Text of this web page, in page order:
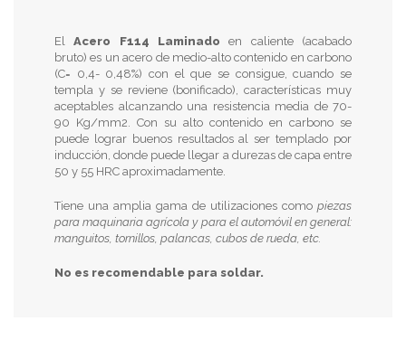
ElAcero F114 Laminadoen caliente (acabado
bruto) es un acero de medio-alto contenido en carbono
(C= 0,4- 0,48%) con el que se consigue, cuando se
templa y se reviene (bonificado), características muy
aceptables alcanzando una resistencia media de 70-
90 Kg/mm2. Con su alto contenido en carbono se
puede lograr buenos resultados al ser templado por
inducción, donde puede llegar a durezas de capa entre
50 y 55 HRC aproximadamente.
Tiene una amplia gama de utilizaciones como piezas
para maquinaria agrícola y para el automóvil en general:
manguitos, tornillos, palancas, cubos de rueda, etc.
No es recomendable para soldar.